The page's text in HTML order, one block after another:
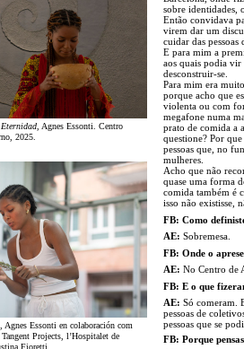
, Agnes Essonti. Centro
2025.
, Agnes Essonti en colaboración com
Projects, l’Hospitalet de
Fioretti
sobre identidades,
Então convidava
virem dar um
cuidar das pessoas
E para mim a
aos quais podia vir
desconstruir-se.
Para mim era
porque acho que
violenta ou com
megafone numa
prato de comida a
questione? Por
pessoas que, no
mulheres.
Acho que não
quase uma forma
comida também é
isso não existisse,
FB: Como
AE: Sobremesa.
FB: Onde o
AE: No Centro de
FB: E o que
AE: Só comeram.
pessoas de
pessoas que se
FB: Porque